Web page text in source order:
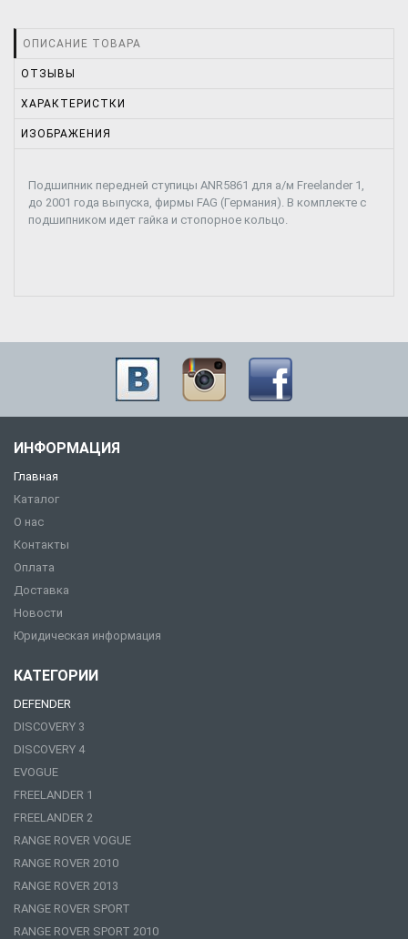
ОПИСАНИЕ ТОВАРА
ОТЗЫВЫ
ХАРАКТЕРИСТКИ
ИЗОБРАЖЕНИЯ
Подшипник передней ступицы ANR5861 для а/м Freelander 1,
до 2001 года выпуска, фирмы FAG (Германия). В комплекте с
подшипником идет гайка и стопорное кольцо.
ИНФОРМАЦИЯ
Главная
Каталог
О нас
Контакты
Оплата
Доставка
Новости
Юридическая информация
КАТЕГОРИИ
DEFENDER
DISCOVERY 3
DISCOVERY 4
EVOGUE
FREELANDER 1
FREELANDER 2
RANGE ROVER VOGUE
RANGE ROVER 2010
RANGE ROVER 2013
RANGE ROVER SPORT
RANGE ROVER SPORT 2010